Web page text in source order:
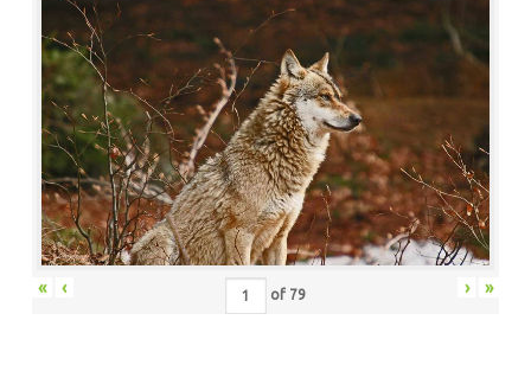
« ‹ of 79 › »